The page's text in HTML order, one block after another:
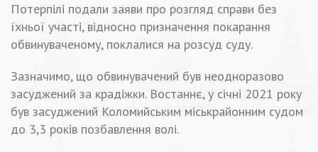
Потерпілі подали заяви про розгляд справи без
їхньої участі, відносно призначення покарання
обвинуваченому, поклалися на розсуд суду.
Зазначимо, що обвинувачений був неодноразово
засуджений за крадіжки. Востаннє, у січні 2021 року
був засуджений Коломийським міськрайонним судом
до 3,3 років позбавлення волі.